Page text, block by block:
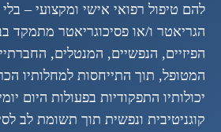
להם טיפול רפואי אישי ומקצועי –
הגריאטר ו/או פסיכוגריאטר מתמקד
הפיזיים, הנפשיים, המנטלים,
המטופל, תוך התייחסות למחלותיו
יכולותיו התפקודיות בפעולות היום
קוגניטיבית ונפשית תוך תשומת לב